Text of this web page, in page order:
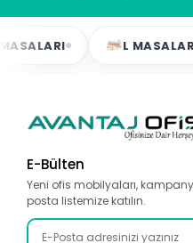
L MASALAR
E-Bülten
Yeni ofis mobilyaları,
posta listemize katılın.